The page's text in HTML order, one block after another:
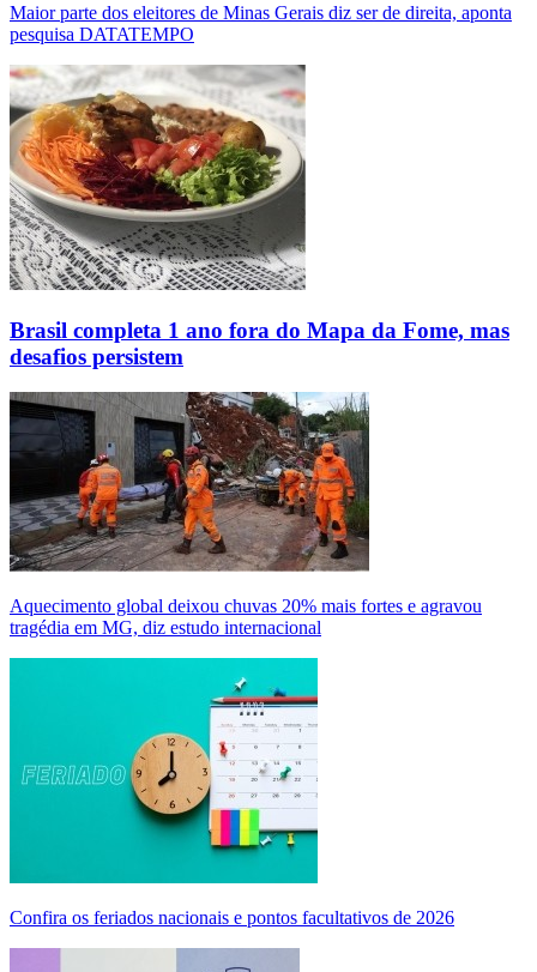
Maior parte dos eleitores de Minas Gerais diz ser de direita, aponta
pesquisa DATATEMPO
Brasil completa 1 ano fora do Mapa da Fome, mas
desafios persistem
Aquecimento global deixou chuvas 20% mais fortes e agravou
tragédia em MG, diz estudo internacional
Confira os feriados nacionais e pontos facultativos de 2026